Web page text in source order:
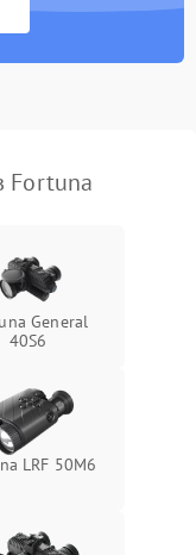
Fortuna
General
40S6
LRF 50M6